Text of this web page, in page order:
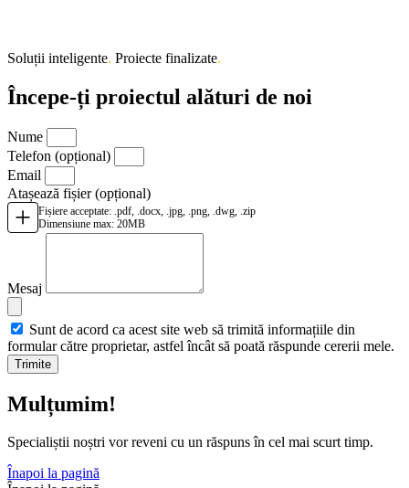
Soluții inteligente. Proiecte finalizate.
Începe-ți proiectul alături de noi
Nume
Telefon (opțional)
Email
Atașează fișier(opțional)
+
Fișiere acceptate: .pdf, .docx, .jpg, .png, .dwg, .zip
Dimensiune max: 20MB
Mesaj
Sunt de acord ca acest site web să trimită informațiile din
formular către proprietar, astfel încât să poată răspunde cererii mele.
Trimite
Mulțumim!
Specialiștii noștri vor reveni cu un răspuns în cel mai scurt timp.
Înapoi la pagină